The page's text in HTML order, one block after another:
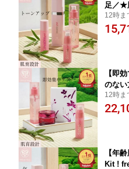
足／★
入っ
チン
12時ま
い雪肌
ビタミ
【即
のな
スカ
12時ま
感半端
したい
【年
Kit !